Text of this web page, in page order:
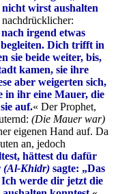
wirst aushalten
nachdrücklicher:
nach irgend etwas
Dich trifft in
sie beide weiter, bis,
kamen, sie ihre
aber weigerten sich,
in ihr eine Mauer, die
auf.« Der Prophet,
(Die Mauer war)
eigenen Hand auf. Da
an, jedoch
hättest du dafür
(Al-Khidr) sagte: „Das
werde dir jetzt die